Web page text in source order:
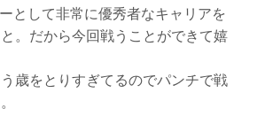
として非常に優秀者なキャリアを
。だから今回戦うことができて嬉
歳をとりすぎてるのでパンチで戦